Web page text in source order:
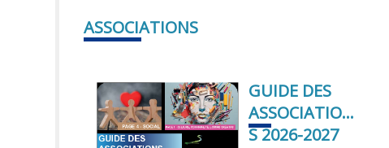
ASSOCIATIONS
GUIDE DES
ASSOCIATION
S 2026-2027